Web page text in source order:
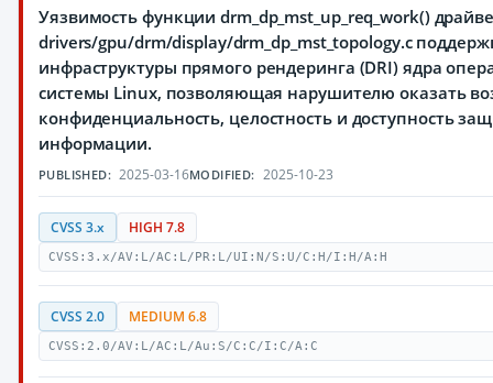
Уязвимость функции drm_dp_mst_up_req_work()
drivers/gpu/drm/display/drm_dp_mst_topology.c
инфраструктуры прямого рендеринга (DRI) ядра
системы Linux, позволяющая нарушителю оказать
конфиденциальность, целостность и доступность
информации.
PUBLISHED: 2025-03-16MODIFIED: 2025-10-23
CVSS 3.x HIGH 7.8
CVSS:3.x/AV:L/AC:L/PR:L/UI:N/S:U/C:H/I:H/A:H
CVSS 2.0 MEDIUM 6.8
CVSS:2.0/AV:L/AC:L/Au:S/C:C/I:C/A:C